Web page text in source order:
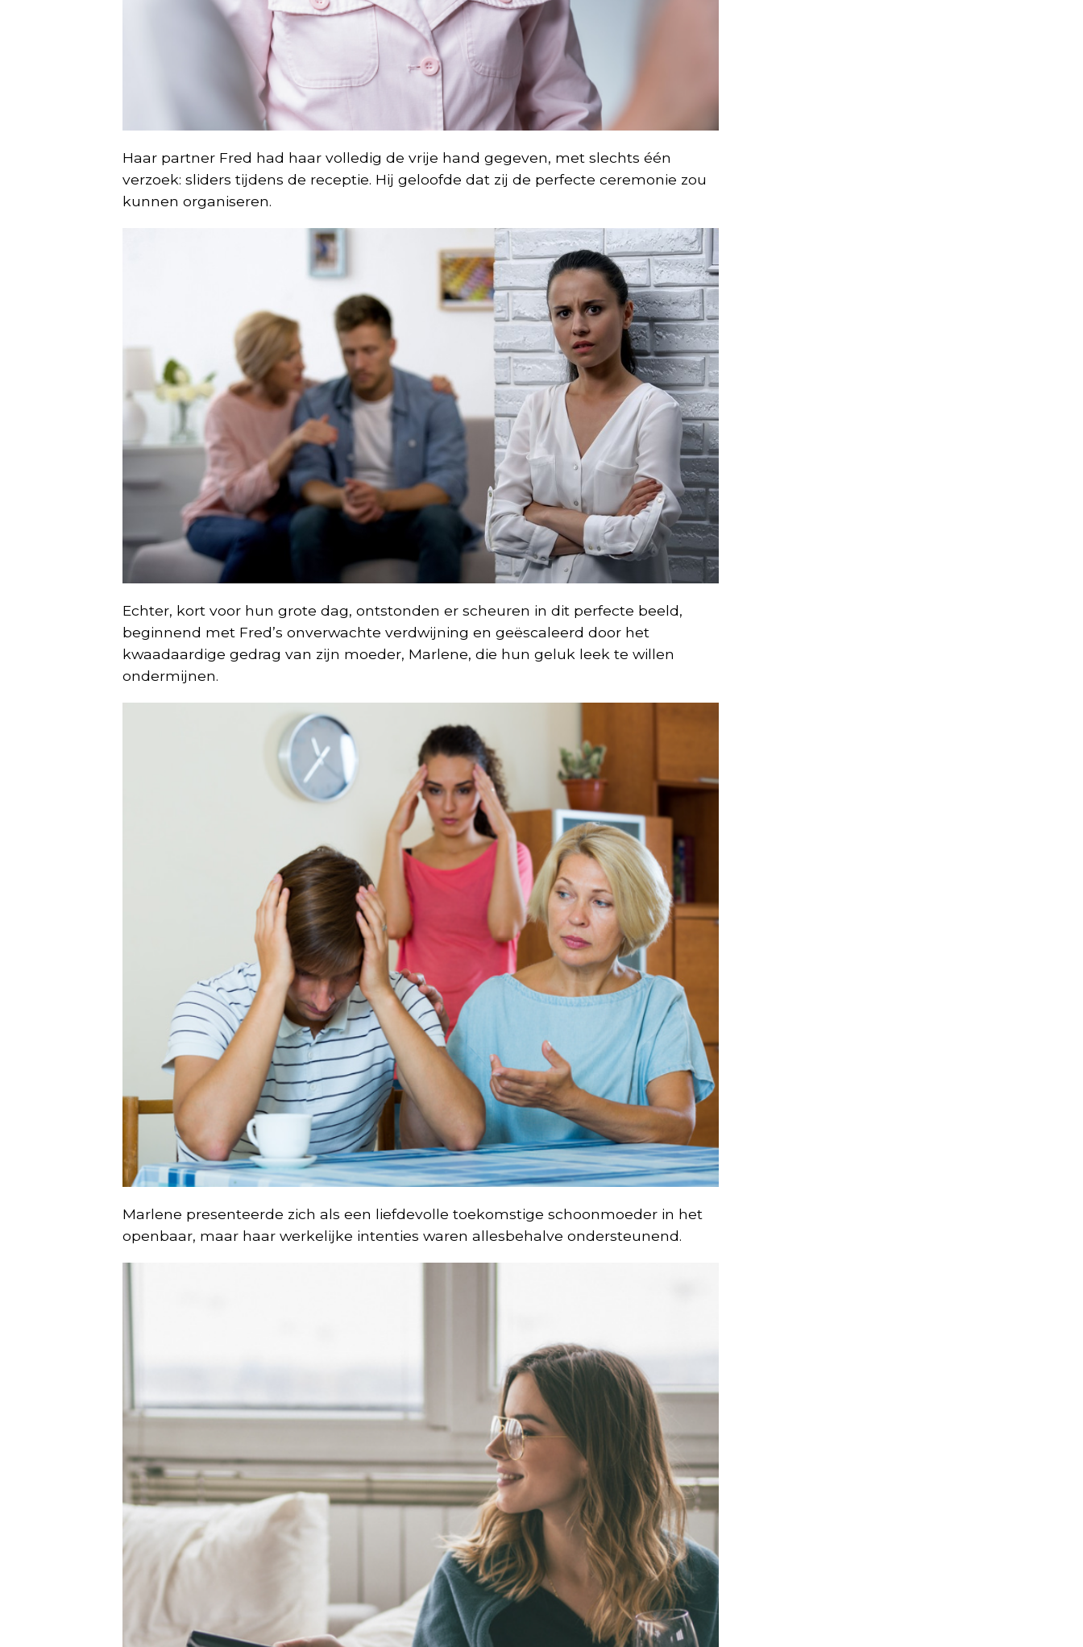
Haar partner Fred had haar volledig de vrije hand gegeven, met slechts één
verzoek: sliders tijdens de receptie. Hij geloofde dat zij de perfecte ceremonie zou
kunnen organiseren.
Echter, kort voor hun grote dag, ontstonden er scheuren in dit perfecte beeld,
beginnend met Fred’s onverwachte verdwijning en geëscaleerd door het
kwaadaardige gedrag van zijn moeder, Marlene, die hun geluk leek te willen
ondermijnen.
Marlene presenteerde zich als een liefdevolle toekomstige schoonmoeder in het
openbaar, maar haar werkelijke intenties waren allesbehalve ondersteunend.